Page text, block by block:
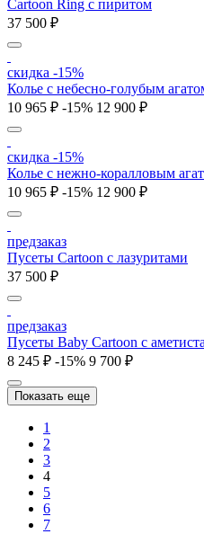
Cartoon Ring с пиритом
37 500 ₽
скидка -15%
Колье c небесно-голубым
10 965 ₽ -15% 12 900 ₽
скидка -15%
Колье c нежно-коралловым
10 965 ₽ -15% 12 900 ₽
предзаказ
Пусеты Cartoon c лазуритами
37 500 ₽
предзаказ
Пусеты Baby Cartoon с
8 245 ₽ -15% 9 700 ₽
Показать еще
1
2
3
4
5
6
7